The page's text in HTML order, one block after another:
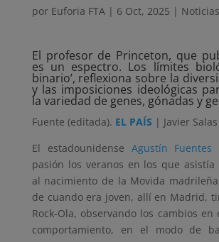
por Euforia FTA | 6 Oct, 2025 | Noticias
El profesor de Princeton, que
es un espectro. Los límites
binario’, reflexiona sobre la
y las imposiciones ideológicas
la variedad de genes, gónadas y
Fuente (editada). EL PAÍS | Javier
El estadounidense Agustín Fuentes
pasión los veranos en los que asistía
al nacimiento de la Movida
de cuando era joven, allí en Madrid,
Rock-Ola, observando los cambios
comportamiento, en el modo de